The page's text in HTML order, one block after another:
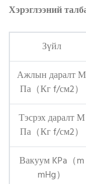
Хэрэглээний
Зүйл
Ажлын даралт М
Па（Кг f/см2）
Тэсрэх даралт М
Па（Кг f/см2）
Вакуум KPa（m
mHg）